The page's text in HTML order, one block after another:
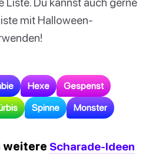
mit Halloween-
Hexe Gespenst
Spinne Monster
weitere Scharade-Ideen